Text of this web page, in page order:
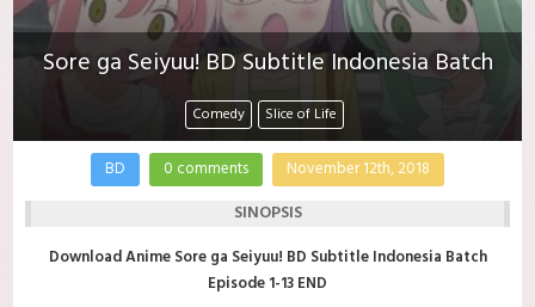
Sore ga Seiyuu! BD Subtitle Indonesia Batch
Comedy Slice of Life
BD 0 comments November 12th, 2018
SINOPSIS
Download Anime Sore ga Seiyuu! BD Subtitle Indonesia Batch
Episode 1-13 END